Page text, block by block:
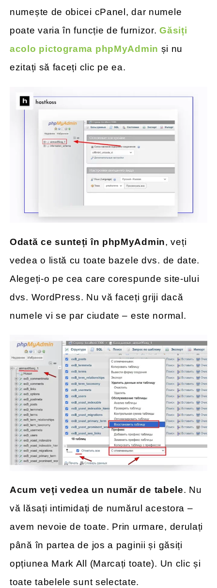
numește de obicei cPanel, dar numele
poate varia în funcție de furnizor.Găsiți
acolo pictograma phpMyAdmin și nu
ezitați să faceți clic pe ea.
Odată ce sunteți în phpMyAdmin, veți
vedea o listă cu toate bazele dvs. de date.
Alegeți-o pe cea care corespunde site-ului
dvs. WordPress. Nu vă faceți griji dacă
numele vi se par ciudate – este normal.
Acum veți vedea un număr de tabele. Nu
vă lăsați intimidați de numărul acestora –
avem nevoie de toate. Prin urmare, derulați
până în partea de jos a paginii și găsiți
opțiunea Mark All (Marcați toate). Un clic și
toate tabelele sunt selectate.